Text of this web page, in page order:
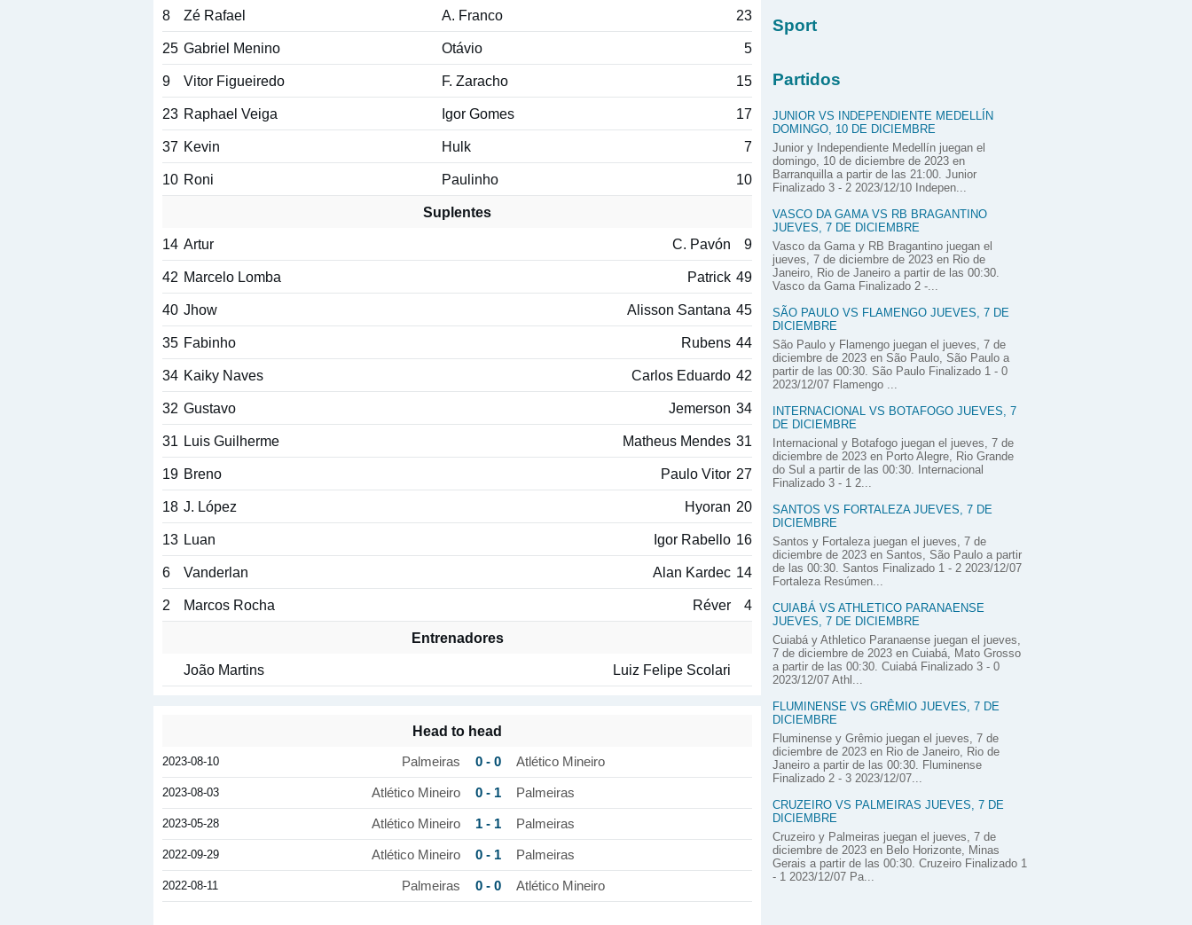
8 Zé Rafael A. Franco 23
25 Gabriel Menino Otávio 5
9 Vitor Figueiredo F. Zaracho 15
23 Raphael Veiga Igor Gomes 17
37 Kevin Hulk 7
10 Roni Paulinho 10
Suplentes
14 Artur C. Pavón 9
42 Marcelo Lomba Patrick 49
40 Jhow Alisson Santana 45
35 Fabinho Rubens 44
34 Kaiky Naves Carlos Eduardo 42
32 Gustavo Jemerson 34
31 Luis Guilherme Matheus Mendes 31
19 Breno Paulo Vitor 27
18 J. López Hyoran 20
13 Luan Igor Rabello 16
6 Vanderlan Alan Kardec 14
2 Marcos Rocha Réver 4
Entrenadores
João Martins
Luiz Felipe Scolari
Head to head
2023-08-10 Palmeiras 0 - 0 Atlético Mineiro
2023-08-03 Atlético Mineiro 0 - 1 Palmeiras
2023-05-28 Atlético Mineiro 1 - 1 Palmeiras
2022-09-29 Atlético Mineiro 0 - 1 Palmeiras
2022-08-11 Palmeiras 0 - 0 Atlético Mineiro
Sport
Partidos
JUNIOR VS INDEPENDIENTE MEDELLÍN
DOMINGO, 10 DE DICIEMBRE
Junior y Independiente Medellín juegan el
domingo, 10 de diciembre de 2023 en
Barranquilla a partir de las 21:00. Junior
Finalizado 3 - 2 2023/12/10 Indepen...
VASCO DA GAMA VS RB BRAGANTINO
JUEVES, 7 DE DICIEMBRE
Vasco da Gama y RB Bragantino juegan el
jueves, 7 de diciembre de 2023 en Rio de
Janeiro, Rio de Janeiro a partir de las 00:30.
Vasco da Gama Finalizado 2 -...
SÃO PAULO VS FLAMENGO JUEVES, 7 DE
DICIEMBRE
São Paulo y Flamengo juegan el jueves, 7 de
diciembre de 2023 en São Paulo, São Paulo a
partir de las 00:30. São Paulo Finalizado 1 - 0
2023/12/07 Flamengo ...
INTERNACIONAL VS BOTAFOGO JUEVES, 7
DE DICIEMBRE
Internacional y Botafogo juegan el jueves, 7 de
diciembre de 2023 en Porto Alegre, Rio Grande
do Sul a partir de las 00:30. Internacional
Finalizado 3 - 1 2...
SANTOS VS FORTALEZA JUEVES, 7 DE
DICIEMBRE
Santos y Fortaleza juegan el jueves, 7 de
diciembre de 2023 en Santos, São Paulo a partir
de las 00:30. Santos Finalizado 1 - 2 2023/12/07
Fortaleza Resúmen...
CUIABÁ VS ATHLETICO PARANAENSE
JUEVES, 7 DE DICIEMBRE
Cuiabá y Athletico Paranaense juegan el jueves,
7 de diciembre de 2023 en Cuiabá, Mato Grosso
a partir de las 00:30. Cuiabá Finalizado 3 - 0
2023/12/07 Athl...
FLUMINENSE VS GRÊMIO JUEVES, 7 DE
DICIEMBRE
Fluminense y Grêmio juegan el jueves, 7 de
diciembre de 2023 en Rio de Janeiro, Rio de
Janeiro a partir de las 00:30. Fluminense
Finalizado 2 - 3 2023/12/07...
CRUZEIRO VS PALMEIRAS JUEVES, 7 DE
DICIEMBRE
Cruzeiro y Palmeiras juegan el jueves, 7 de
diciembre de 2023 en Belo Horizonte, Minas
Gerais a partir de las 00:30. Cruzeiro Finalizado 1
- 1 2023/12/07 Pa...